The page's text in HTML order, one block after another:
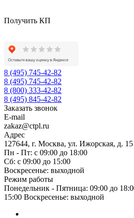
Получить КП
8 (495) 745-42-82
8 (495) 745-42-82
8 (800) 333-42-82
8 (495) 845-42-82
Заказать звонок
E-mail
zakaz@ctpl.ru
Адрес
127644, г. Москва, ул. Ижорская, д.
Пн - Пт: с 09:00 до 18:00
Сб: с 09:00 до 15:00
Воскресенье: выходной
Режим работы
Понедельник - Пятница: 09:00 до
15:00 Воскресенье: выходной